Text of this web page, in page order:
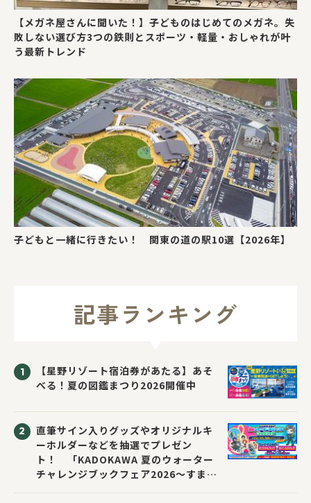
【メガネ屋さんに聞いた！】子どものはじめてのメガネ。失
敗しない選び方3つの鉄則とスポーツ・軽量・おしゃれが叶
う最新トレンド
子どもと一緒に行きたい！ 関東の道の駅10選【2026年】
記事ランキング
【星野リゾート宿泊券があたる】あそ
べる！夏の図鑑まつり2026開催中
直筆サイン入りグッズやオリジナルキ
ーホルダーなどを抽選でプレゼン
ト！ 「KADOKAWA 夏のウォーター
チャレンジブックフェア2026～すまな